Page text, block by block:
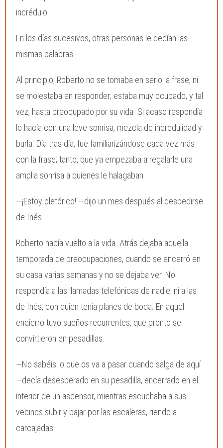
incrédulo.
En los días sucesivos, otras personas le decían las
mismas palabras.
Al principio, Roberto no se tomaba en serio la frase, ni
se molestaba en responder; estaba muy ocupado, y tal
vez, hasta preocupado por su vida. Si acaso respondía
lo hacía con una leve sonrisa, mezcla de incredulidad y
burla. Día tras día, fue familiarizándose cada vez más
con la frase; tanto, que ya empezaba a regalarle una
amplia sonrisa a quienes le halagaban.
—¡Estoy pletórico! —dijo un mes después al despedirse
de Inés.
Roberto había vuelto a la vida. Atrás dejaba aquella
temporada de preocupaciones, cuando se encerró en
su casa varias semanas y no se dejaba ver. No
respondía a las llamadas telefónicas de nadie; ni a las
de Inés, con quien tenía planes de boda. En aquel
encierro tuvo sueños recurrentes, que pronto se
convirtieron en pesadillas.
—No sabéis lo que os va a pasar cuando salga de aquí
—decía desesperado en su pesadilla, encerrado en el
interior de un ascensor, mientras escuchaba a sus
vecinos subir y bajar por las escaleras, riendo a
carcajadas.